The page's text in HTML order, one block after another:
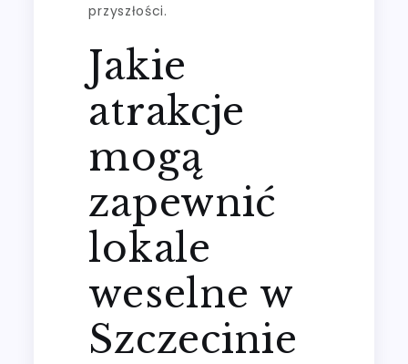
przyszłości.
Jakie
atrakcje
mogą
zapewnić
lokale
weselne w
Szczecinie